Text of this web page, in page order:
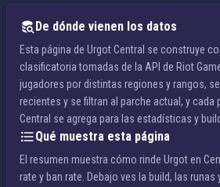
De dónde vienen los datos
Esta página de Urgot Central se construye
clasificatoria tomadas de la API de Riot
jugadores por distintas regiones y rangos,
recientes y se filtran al parche actual, y cada
Central se agrega para las estadísticas y
Qué muestra esta página
El resumen muestra cómo rinde Urgot en
rate y ban rate. Debajo ves la build, las